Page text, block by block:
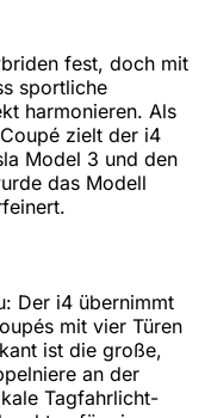
fest, doch mit
sportliche
harmonieren. Als
zielt der i4
Model 3 und den
das Modell
Der i4 übernimmt
mit vier Türen
ist die große,
an der
Tagfahrlicht-